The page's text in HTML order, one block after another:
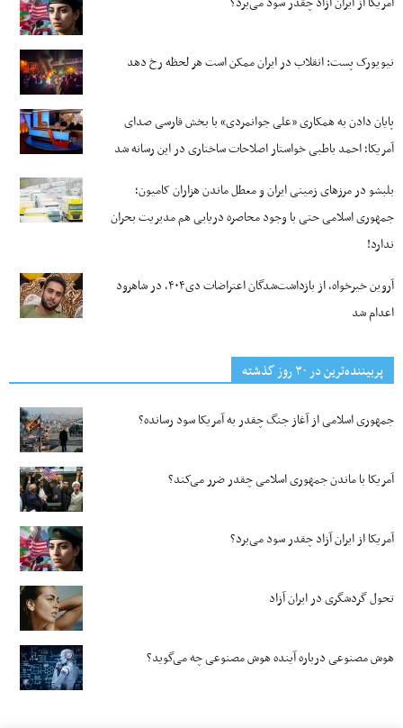
نیویورک پست: انقلاب در ایران ممکن است هر لحظه رخ دهد
پایان دادن به همکاری «علی جوانمردی» با بخش فارسی صدای
آمریکا؛ احمد باطبی خواستار اصلاحات ساختاری در این رسانه شد
بلبشو در مرزهای زمینی ایران و معطل ماندن هزاران کامیون؛
جمهوری اسلامی حتی با وجود محاصره دریایی هم مدیریت بحران
ندارد!
آروین خیرخواه، از بازداشت‌شدگان اعتراضات دی۴۰۴، در شاهرود
اعدام شد
پربیننده‌ترین‌ در ۳۰ روز گذشته
جمهوری اسلامی از آغاز جنگ چقدر به آمریکا سود رسانده؟
آمریکا با ماندن جمهوری اسلامی چقدر ضرر می‌کند؟
آمریکا از ایران آزاد چقدر سود می‌برد؟
تحول گردشگری در ایران آزاد
هوش مصنوعی درباره آینده هوش مصنوعی چه می‌گوید؟